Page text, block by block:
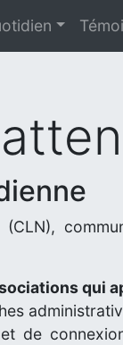
(CLN),
qui
de